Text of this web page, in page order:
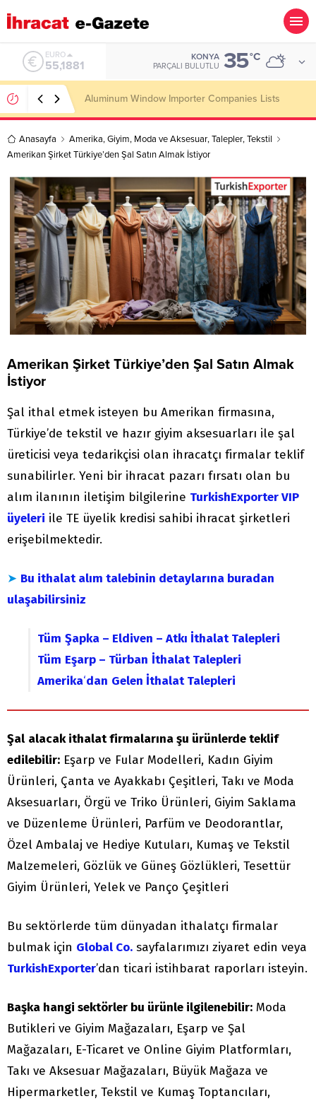
ALTIN
6.660,55
KONYA
PARÇALI BULUTLU 35°C
Wooden Pallet Importer Companies Lists
Anasayfa Amerika,Giyim, Moda ve Aksesuar,Talepler,Tekstil
Amerikan Şirket Türkiye’den Şal Satın Almak İstiyor
Amerikan Şirket Türkiye’den Şal Satın Almak
İstiyor
Şal ithal etmek isteyen bu Amerikan firmasına,
Türkiye’de tekstil ve hazır giyim aksesuarları ile şal
üreticisi veya tedarikçisi olan ihracatçı firmalar teklif
sunabilirler. Yeni bir ihracat pazarı fırsatı olan bu
alım ilanının iletişim bilgilerine TurkishExporter VIP
üyeleri ile TE üyelik kredisi sahibi ihracat şirketleri
erişebilmektedir.
➤ Bu ithalat alım talebinin detaylarına buradan
ulaşabilirsiniz
Tüm Şapka – Eldiven – Atkı İthalat Talepleri
Tüm Eşarp – Türban İthalat Talepleri
Amerika‘dan Gelen İthalat Talepleri
Şal alacak ithalat firmalarına şu ürünlerde teklif
edilebilir: Eşarp ve Fular Modelleri, Kadın Giyim
Ürünleri, Çanta ve Ayakkabı Çeşitleri, Takı ve Moda
Aksesuarları, Örgü ve Triko Ürünleri, Giyim Saklama
ve Düzenleme Ürünleri, Parfüm ve Deodorantlar,
Özel Ambalaj ve Hediye Kutuları, Kumaş ve Tekstil
Malzemeleri, Gözlük ve Güneş Gözlükleri, Tesettür
Giyim Ürünleri, Yelek ve Panço Çeşitleri
Bu sektörlerde tüm dünyadan ithalatçı firmalar
bulmak için Global Co. sayfalarımızı ziyaret edin veya
TurkishExporter’dan ticari istihbarat raporları isteyin.
Başka hangi sektörler bu ürünle ilgilenebilir: Moda
Butikleri ve Giyim Mağazaları, Eşarp ve Şal
Mağazaları, E-Ticaret ve Online Giyim Platformları,
Takı ve Aksesuar Mağazaları, Büyük Mağaza ve
Hipermarketler, Tekstil ve Kumaş Toptancıları,